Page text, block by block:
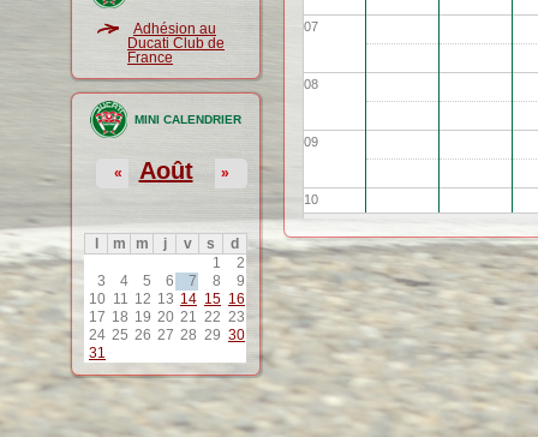
Adhésion au
Ducati Club de
France
MINI CALENDRIER
Août
« »
m m j v s
d
1
2
3
4 5 6 7 8
9
10 11 12 13 14 15 16
17 18 19 20 21 22 23
24 25 26 27 28 29 30
31
07
08
09
10
11
12
13